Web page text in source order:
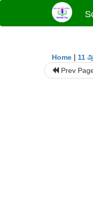
Home | 11
Prev